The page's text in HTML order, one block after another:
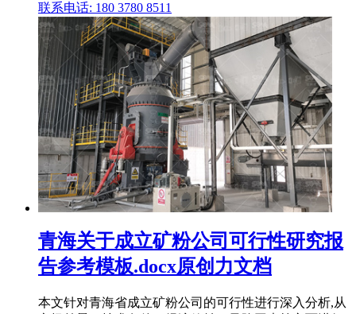
联系电话: 180 3780 8511
青海关于成立矿粉公司可行性研究报
告参考模板.docx原创力文档
本文针对青海省成立矿粉公司的可行性进行深入分析,从